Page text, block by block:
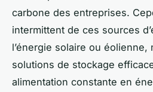
carbone des entreprises.
intermittent de ces sources
l’énergie solaire ou éolienne,
solutions de stockage
alimentation constante en